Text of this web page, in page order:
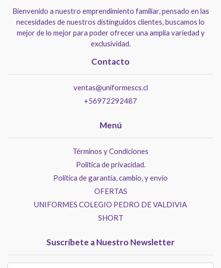
Bienvenido a nuestro emprendimiento familiar, pensado en las
necesidades de nuestros distinguidos clientes, buscamos lo
mejor de lo mejor para poder ofrecer una amplia variedad y
exclusividad.
Contacto
ventas@uniformescs.cl
+56972292487
Menú
Términos y Condiciones
Politica de privacidad.
Política de garantía, cambio, y envío
OFERTAS
UNIFORMES COLEGIO PEDRO DE VALDIVIA
SHORT
Suscríbete a Nuestro Newsletter